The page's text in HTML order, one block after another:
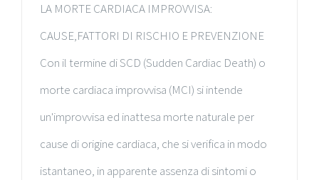
LA MORTE CARDIACA IMPROVVISA:
CAUSE,FATTORI DI RISCHIO E PREVENZIONE
Con il termine di SCD (Sudden Cardiac Death) o
morte cardiaca improvvisa (MCI) si intende
un'improvvisa ed inattesa morte naturale per
cause di origine cardiaca, che si verifica in modo
istantaneo, in apparente assenza di sintomi o